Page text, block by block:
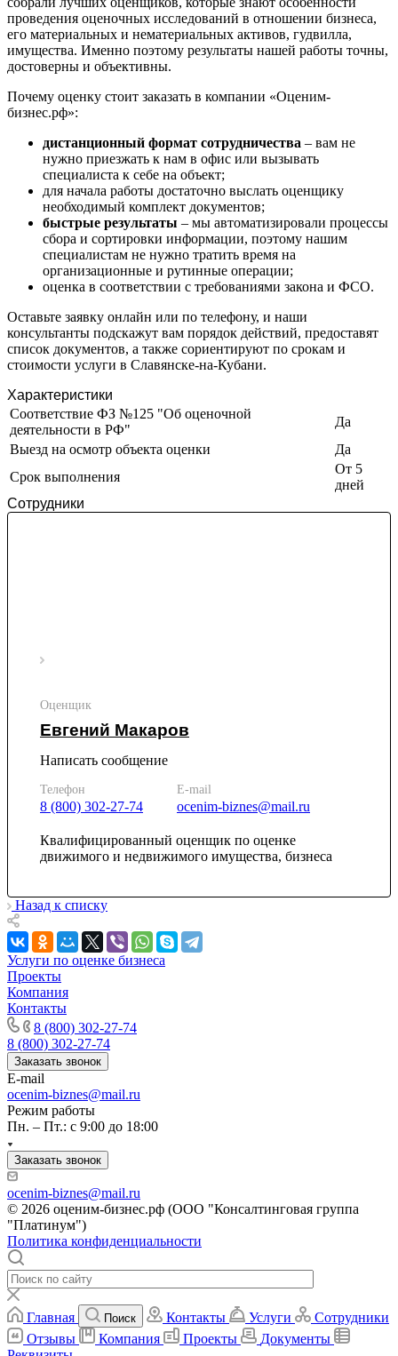
проведения оценочных исследований в отношении бизнеса,
его материальных и нематериальных активов, гудвилла,
имущества. Именно поэтому результаты нашей работы точны,
достоверны и объективны.
Почему оценку стоит заказать в компании «Оценим-
бизнес.рф»:
дистанционный формат сотрудничества – вам не
нужно приезжать к нам в офис или вызывать
специалиста к себе на объект;
для начала работы достаточно выслать оценщику
необходимый комплект документов;
быстрые результаты – мы автоматизировали процессы
сбора и сортировки информации, поэтому нашим
специалистам не нужно тратить время на
организационные и рутинные операции;
оценка в соответствии с требованиями закона и ФСО.
Оставьте заявку онлайн или по телефону, и наши
консультанты подскажут вам порядок действий, предоставят
список документов, а также сориентируют по срокам и
стоимости услуги в Славянске-на-Кубани.
Характеристики
Соответствие ФЗ №125 "Об оценочной
деятельности в РФ"
Да
Выезд на осмотр объекта оценки
Да
Срок выполнения
От 5
дней
Сотрудники
Оценщик
Евгений Макаров
Написать сообщение
Телефон
8 (800) 302-27-74
E-mail
ocenim-biznes@mail.ru
Квалифицированный оценщик по оценке
движимого и недвижимого имущества, бизнеса
Назад к списку
Услуги по оценке бизнеса
Проекты
Компания
Контакты
8 (800) 302-27-74
8 (800) 302-27-74
Заказать звонок
E-mail
ocenim-biznes@mail.ru
Режим работы
Пн. – Пт.: с 9:00 до 18:00
Заказать звонок
ocenim-biznes@mail.ru
© 2026 оценим-бизнес.рф (ООО "Консалтинговая группа
"Платинум")
Политика конфиденциальности
Главная Поиск Контакты Услуги
Сотрудники
Отзывы
Компания Проекты
Документы
Жуковский
Заводоуковск
Заозерный
Зарайск
Заринск
Звенигород
Зеленодольск
Златоуст
Иваново
Ивантеевка
Изобильный
Ипатово
Ирбит
Иркутск
Искитим
Истра
Ишим
Ишимбай
Казань
Камень-на-Оби
Кандалакша
Карпинск
Каспийск
Кашира
Керчь
Кизляр
Кимры
Кингисепп
Кинель
Кинешма
Киржач
Кириши
Киров
Кировск
Кисловодск
Клин
Клинцы
Ковров
Когалым
Кодинск
Козельск
Коломна
Колпашево
Кольчугино
Комсомольск-на-Амуре
Конаково
Копейск